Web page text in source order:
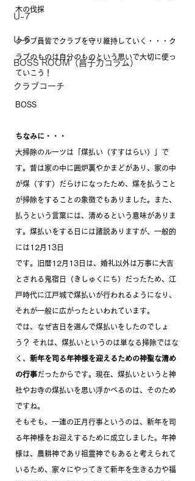
U-7
U-6
BOSS ROOM（昌子力コラム）
クラブコーチ
木の伐採
クラブ員皆でクラブを守り維持していく・・・ク
ラブのものは自分のものという思いで大切に使っ
ていこう！
BOSS
ちなみに・・・
大掃除のルーツは「煤払い（すすはらい）」で
す。昔は家の中に囲炉裏やかまどがあり、家の中
が煤（すす）だらけになったため、煤を払うこと
が掃除をすることの象徴でもありました。また、
払うという言葉には、清めるという意味がありま
す。煤払いをする日には諸説ありますが、一般的
には12月13日
です。旧暦12月13日は、婚礼以外は万事に大吉
とされる鬼宿日（きしゅくにち）だったため、江
戸時代に江戸城で煤払いが行われるようになり、
それが一般に広がったといわれています。
では、なぜ吉日を選んで煤払いをしたのでしょ
う？ それは、煤払いというのは単なる掃除ではな
く、 新年を司る年神様を迎えるための神聖な清め
の行事だったからです。現在、煤払いというと神
社やお寺の煤払いを思い浮かべるのは、そのため
ですね。
そもそも、一連の正月行事というのは、新年を司
る年神様をお迎えするために成立しました。年神
様は、農耕神であり祖霊神でもあると考えられて
いるため、家々にやってきて新年を生きる力や福